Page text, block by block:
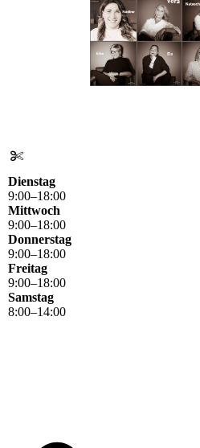
Dienstag
9:00–18:00
Mittwoch
9:00–18:00
Donnerstag
9:00–18:00
Freitag
9:00–18:00
Samstag
8:00–14:00